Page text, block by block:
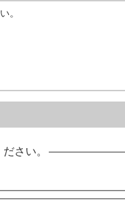
。
さい。